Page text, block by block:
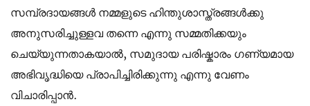
സമ്പ്രദായങ്ങള്‍ നമ്മളുടെ ഹിന്തുശാസ്ത്രങ്ങള്‍ക്കു
അനുസരിച്ചുള്ളവ തന്നെ എന്നു സമ്മതിക്കയും
ചെയ്യുന്നതാകയാല്‍, സമുദായ പരിഷ്കാരം ഗണ്യമായ
അഭിവൃദ്ധിയെ പ്രാപിച്ചിരിക്കുന്നു എന്നു വേണം
വിചാരിപ്പാന്‍.